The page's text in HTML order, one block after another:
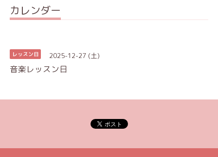
カレンダー
レッスン日 2025-12-27 (土)
音楽レッスン日